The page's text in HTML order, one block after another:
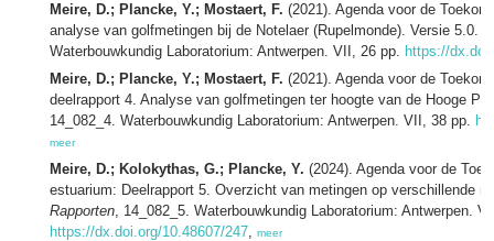
Meire, D.; Plancke, Y.; Mostaert, F. (2021). Agenda voor de
analyse van golfmetingen bij de Notelaer (Rupelmonde). Versie 5.0.
Waterbouwkundig Laboratorium: Antwerpen. VII, 26 pp. https://
Meire, D.; Plancke, Y.; Mostaert, F. (2021). Agenda voor de
deelrapport 4. Analyse van golfmetingen ter hoogte van de Hooge
14_082_4. Waterbouwkundig Laboratorium: Antwerpen. VII, 38 pp.
meer
Meire, D.; Kolokythas, G.; Plancke, Y. (2024). Agenda voor de
estuarium: Deelrapport 5. Overzicht van metingen op verschillende
Rapporten, 14_082_5. Waterbouwkundig Laboratorium: Antwerpen.
https://dx.doi.org/10.48607/247, meer